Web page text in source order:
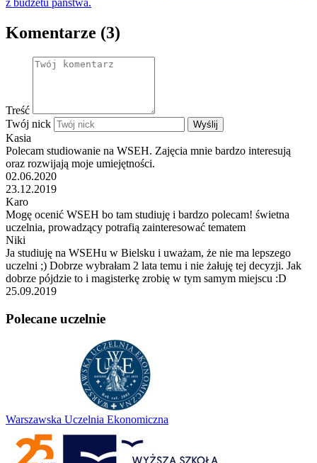
z budżetu państwa.
Komentarze (3)
Treść
Twój nick
Wyślij
Kasia
Polecam studiowanie na WSEH. Zajęcia mnie bardzo interesują
oraz rozwijają moje umiejętności.
02.06.2020
23.12.2019
Karo
Mogę ocenić WSEH bo tam studiuję i bardzo polecam! świetna
uczelnia, prowadzący potrafią zainteresować tematem
Niki
Ja studiuję na WSEHu w Bielsku i uważam, że nie ma lepszego
uczelni ;) Dobrze wybrałam 2 lata temu i nie żałuję tej decyzji. Jak
dobrze pójdzie to i magisterkę zrobię w tym samym miejscu :D
25.09.2019
Polecane uczelnie
Warszawska Uczelnia Ekonomiczna